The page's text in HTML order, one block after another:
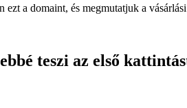
a domaint, és megmutatjuk a
teszi az első